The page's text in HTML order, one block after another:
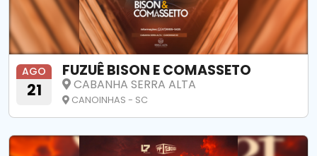
AGO
21
FUZUÊ BISON E COMASSETO
CABANHA SERRA ALTA
CANOINHAS - SC